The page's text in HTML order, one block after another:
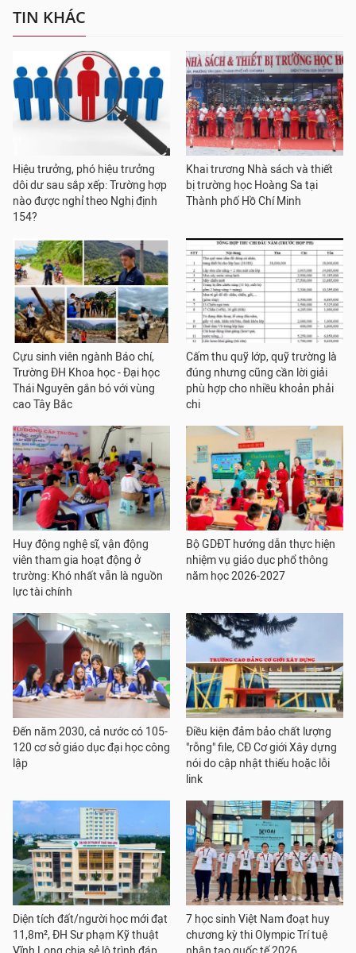
TIN KHÁC
Hiệu trưởng, phó hiệu trưởng
dôi dư sau sắp xếp: Trường hợp
nào được nghỉ theo Nghị định
154?
Khai trương Nhà sách và thiết
bị trường học Hoàng Sa tại
Thành phố Hồ Chí Minh
Cựu sinh viên ngành Báo chí,
Trường ĐH Khoa học - Đại học
Thái Nguyên gắn bó với vùng
cao Tây Bắc
Cấm thu quỹ lớp, quỹ trường là
đúng nhưng cũng cần lời giải
phù hợp cho nhiều khoản phải
chi
Huy động nghệ sĩ, vận động
viên tham gia hoạt động ở
trường: Khó nhất vẫn là nguồn
lực tài chính
Bộ GDĐT hướng dẫn thực hiện
nhiệm vụ giáo dục phổ thông
năm học 2026-2027
Đến năm 2030, cả nước có 105-
120 cơ sở giáo dục đại học công
lập
Điều kiện đảm bảo chất lượng
"rỗng" file, CĐ Cơ giới Xây dựng
nói do cập nhật thiếu hoặc lỗi
link
Diện tích đất/người học mới đạt
11,8m², ĐH Sư phạm Kỹ thuật
7 học sinh Việt Nam đoạt huy
chương kỳ thi Olympic Trí tuệ